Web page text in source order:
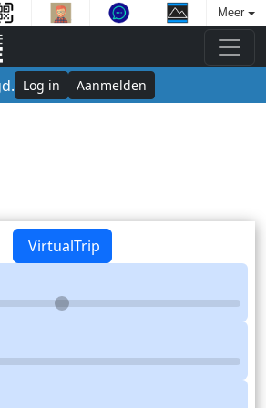
Meer
Log in Aanmelden
VirtualTrip